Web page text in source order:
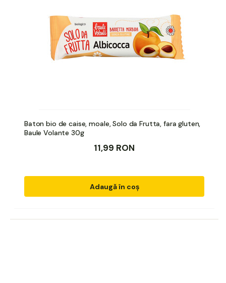
Baton bio de caise, moale, Solo da Frutta, fara gluten,
Baule Volante 30g
11,99 RON
Adaugă în coș